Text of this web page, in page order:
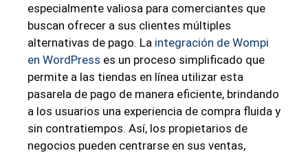
especialmente valiosa para comerciantes que
buscan ofrecer a sus clientes múltiples
alternativas de pago. La integración de Wompi
en WordPress es un proceso simplificado que
permite a las tiendas en línea utilizar esta
pasarela de pago de manera eficiente, brindando
a los usuarios una experiencia de compra fluida y
sin contratiempos. Así, los propietarios de
negocios pueden centrarse en sus ventas,